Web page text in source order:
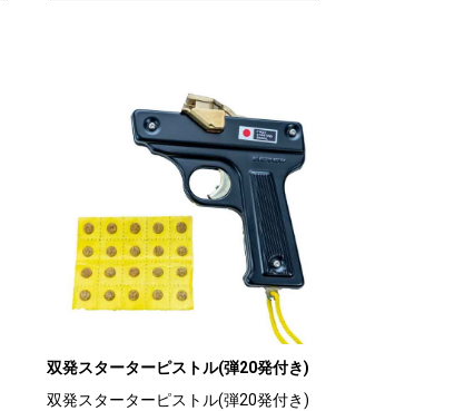
双発スターターピストル(弾20発付き)
双発スターターピストル(弾20発付き)